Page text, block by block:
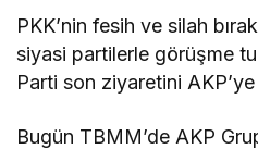
PKK’nin fesih ve silah
siyasi partilerle görüşme
Parti son ziyaretini AKP’ye
Bugün TBMM’de AKP